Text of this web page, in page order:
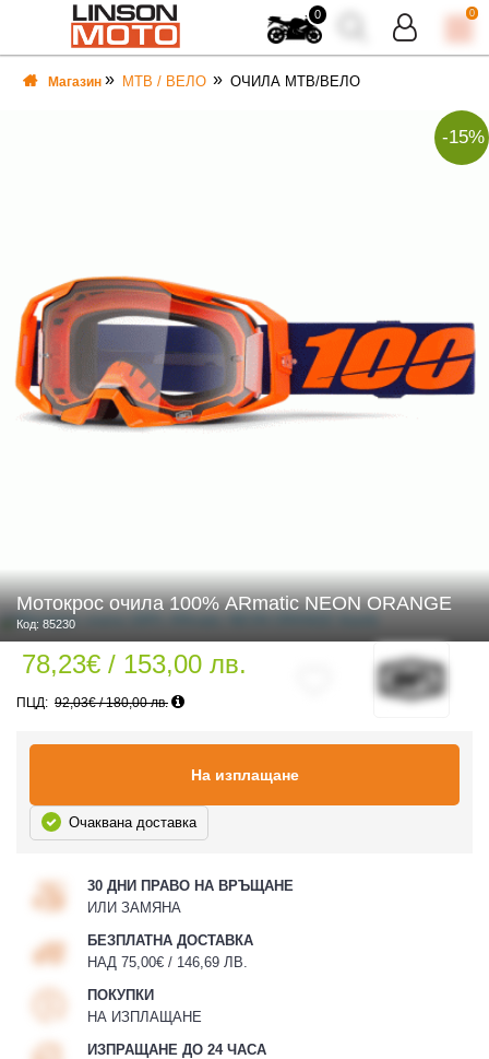
0 0
Магазин MTB / ВЕЛО ОЧИЛА MTB/ВЕЛО
-15%
Мотокрос очила 100% ARmatic NEON ORANGE
Код: 85230
78,23€ / 153,00 лв.
92,03€ / 180,00 лв.
На изплащане
Очаквана доставка
30 ДНИ ПРАВО НА ВРЪЩАНЕ
ИЛИ ЗАМЯНА
БЕЗПЛАТНА ДОСТАВКА
НАД 75,00€ / 146,69 ЛВ.
ПОКУПКИ
НА ИЗПЛАЩАНЕ
ИЗПРАЩАНЕ ДО 24 ЧАСА